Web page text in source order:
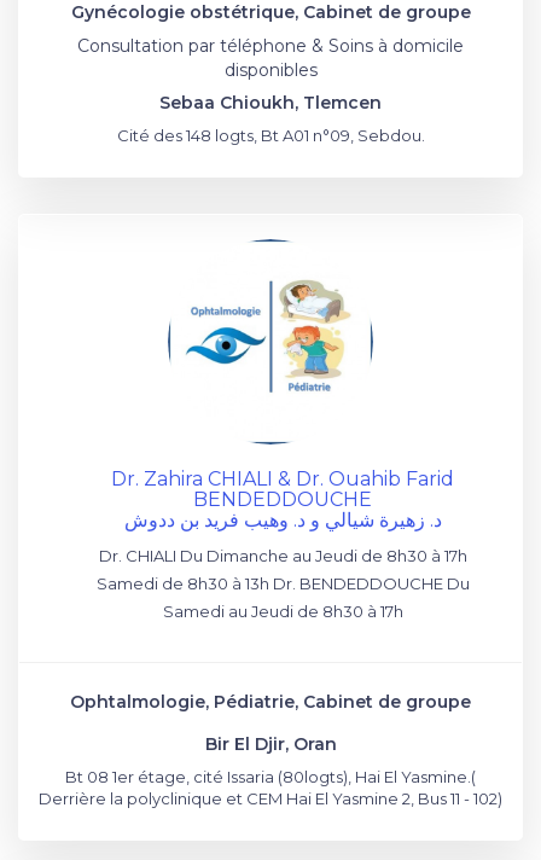
Gynécologie obstétrique, Cabinet de groupe
Consultation par téléphone & Soins à domicile
disponibles
Sebaa Chioukh, Tlemcen
Cité des 148 logts, Bt A01 n°09, Sebdou.
Dr. Zahira CHIALI & Dr. Ouahib Farid
BENDEDDOUCHE
د. زهيرة شيالي و د. وهيب فريد بن ددوش
Dr. CHIALI Du Dimanche au Jeudi de 8h30 à 17h
Samedi de 8h30 à 13h Dr. BENDEDDOUCHE Du
Samedi au Jeudi de 8h30 à 17h
Ophtalmologie, Pédiatrie, Cabinet de groupe
Bir El Djir, Oran
Bt 08 1er étage, cité Issaria (80logts), Hai El Yasmine.(
Derrière la polyclinique et CEM Hai El Yasmine 2, Bus 11 - 102)